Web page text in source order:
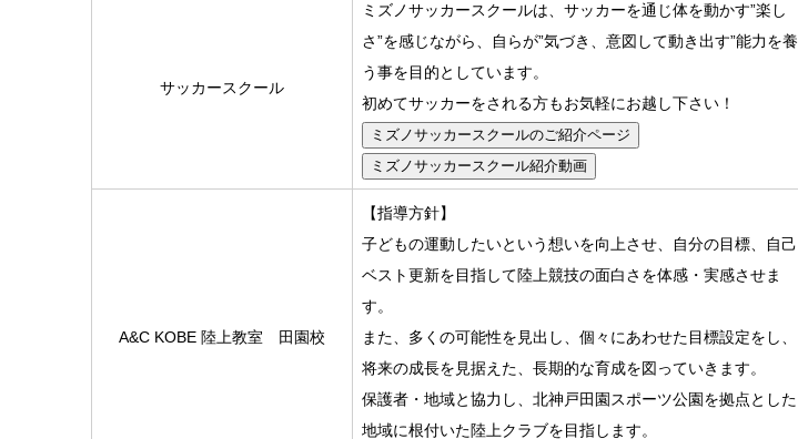
サッカースクール
ミズノサッカースクールは、サッカーを通じ体を動かす”楽し
さ”を感じながら、自らが”気づき、意図して動き出す”能力を養
う事を目的としています。
初めてサッカーをされる方もお気軽にお越し下さい！
ミズノサッカースクールのご紹介ページ
ミズノサッカースクール紹介動画
A&C KOBE 陸上教室 田園校
【指導方針】
子どもの運動したいという想いを向上させ、自分の目標、自己
ベスト更新を目指して陸上競技の面白さを体感・実感させま
す。
また、多くの可能性を見出し、個々にあわせた目標設定をし、
将来の成長を見据えた、長期的な育成を図っていきます。
保護者・地域と協力し、北神戸田園スポーツ公園を拠点とした
地域に根付いた陸上クラブを目指します。